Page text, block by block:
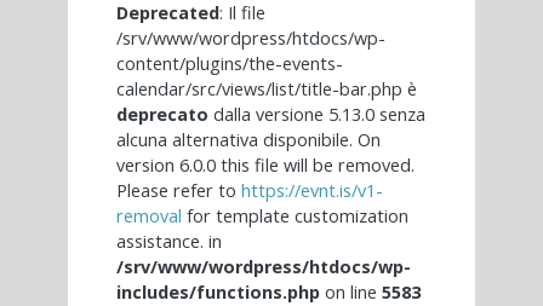
Deprecated: Il file
/srv/www/wordpress/htdocs/wp-
content/plugins/the-events-
calendar/src/views/list/title-bar.php è
deprecato dalla versione 5.13.0 senza
alcuna alternativa disponibile. On
version 6.0.0 this file will be removed.
Please refer to https://evnt.is/v1-
removal for template customization
assistance. in
/srv/www/wordpress/htdocs/wp-
includes/functions.php on line 5583